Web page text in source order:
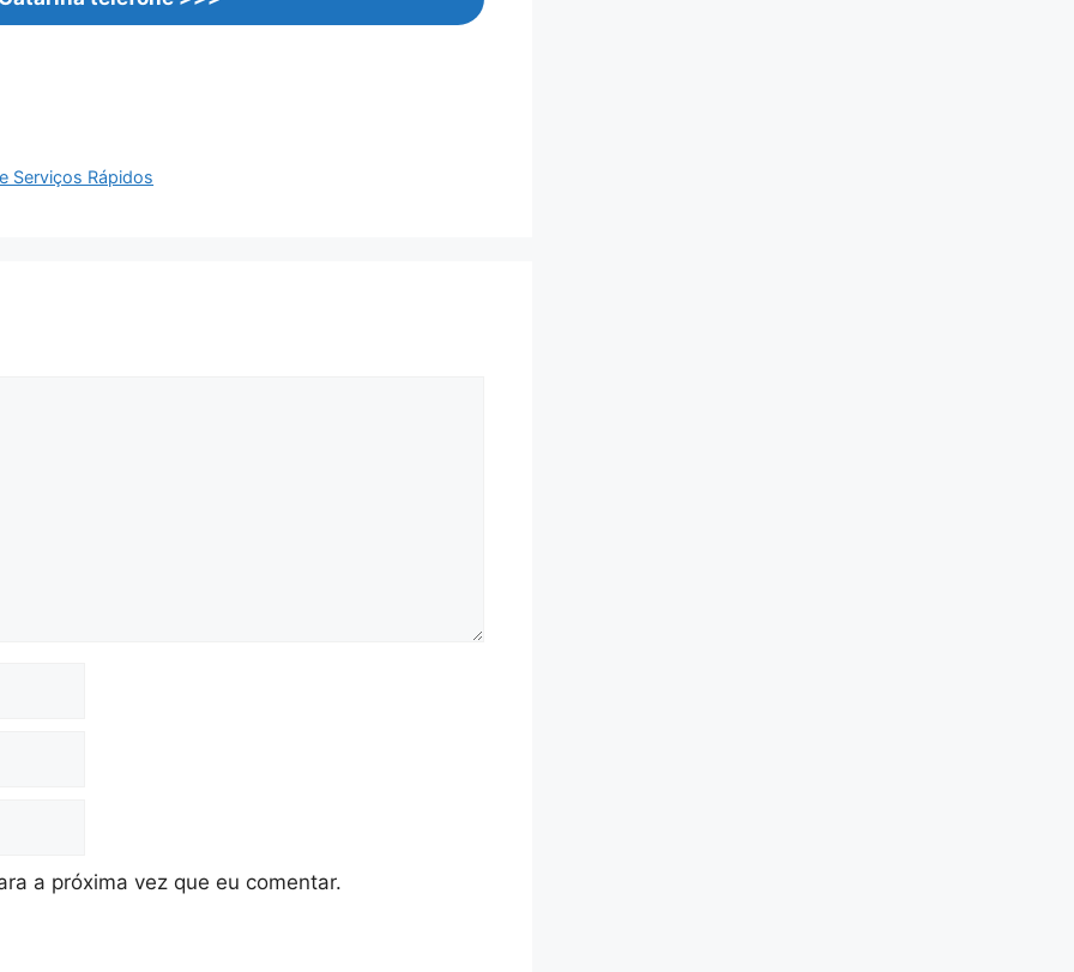
Serviços Rápidos
a próxima vez que eu comentar.